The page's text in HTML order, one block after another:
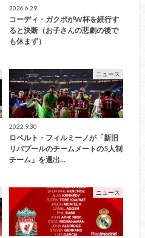
2026.6.29
コーディ・ガクポがW杯を続行す
ると決断（お子さんの悲劇の後で
も休まず）
ニュース
2022.9.30
ロベルト・フィルミーノが「新旧
リバプールのチームメートの5人制
チーム」を選出…
ニュース